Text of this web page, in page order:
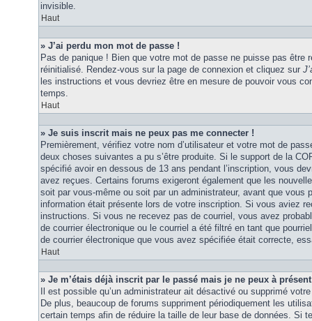
invisible.
Haut
» J’ai perdu mon mot de passe !
Pas de panique ! Bien que votre mot de passe ne puisse pas être
réinitialisé. Rendez-vous sur la page de connexion et cliquez sur
les instructions et vous devriez être en mesure de pouvoir vous
temps.
Haut
» Je suis inscrit mais ne peux pas me connecter !
Premièrement, vérifiez votre nom d’utilisateur et votre mot de
deux choses suivantes a pu s’être produite. Si le support de la
spécifié avoir en dessous de 13 ans pendant l’inscription, vous
avez reçues. Certains forums exigeront également que les
soit par vous-même ou soit par un administrateur, avant que vous
information était présente lors de votre inscription. Si vous aviez
instructions. Si vous ne recevez pas de courriel, vous avez
de courrier électronique ou le courriel a été filtré en tant que
de courrier électronique que vous avez spécifiée était correcte,
Haut
» Je m’étais déjà inscrit par le passé mais je ne peux à
Il est possible qu’un administrateur ait désactivé ou supprimé
De plus, beaucoup de forums suppriment périodiquement les
certain temps afin de réduire la taille de leur base de données. Si